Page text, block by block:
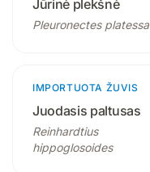
Jūrinė plekšnė
Pleuronectes platessa
1 produktas
IMPORTUOTA ŽUVIS
Juodasis paltusas
Reinhardtius
hippoglosoides